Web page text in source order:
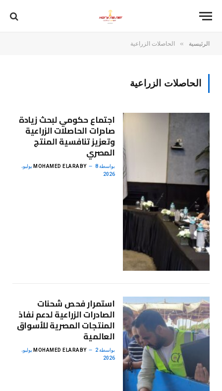
الرئيسية » الحاصلات الزراعية
الحاصلات الزراعية
اجتماع حكومي لبحث زيادة
صادرات الحاصلات الزراعية
وتعزيز تنافسية المنتج
المصري
بواسطة MOHAMED ELARABY 8 يوليو،
2026
استمرار فحص شحنات
الصادرات الزراعية لدعم نفاذ
المنتجات المصرية للأسواق
العالمية
بواسطة MOHAMED ELARABY 2 يوليو،
2026